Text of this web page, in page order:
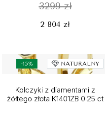
3299 zł
2 804 zł
-15% NATURALNY
Kolczyki z diamentami z
żółtego złota K1401ZB 0.25 ct